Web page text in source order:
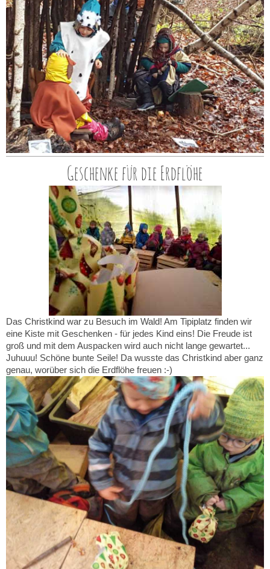
Geschenke für die Erdflöhe
Das Christkind war zu Besuch im Wald! Am Tipiplatz finden wir
eine Kiste mit Geschenken - für jedes Kind eins! Die Freude ist
groß und mit dem Auspacken wird auch nicht lange gewartet...
Juhuuu! Schöne bunte Seile! Da wusste das Christkind aber ganz
genau, worüber sich die Erdflöhe freuen :-)